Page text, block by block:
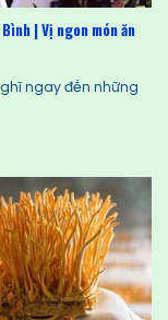
| Vị ngon món ăn
ngay đến những